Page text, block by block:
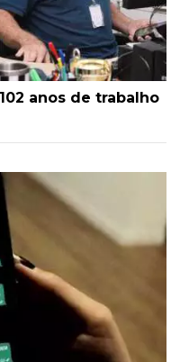
anos de trabalho